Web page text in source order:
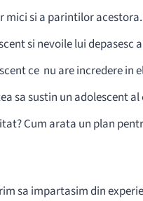
mici si a parintilor
si nevoile lui depasesc
ce nu are incredere in
sa sustin un adolescent
Cum arata un plan
sa impartasim din